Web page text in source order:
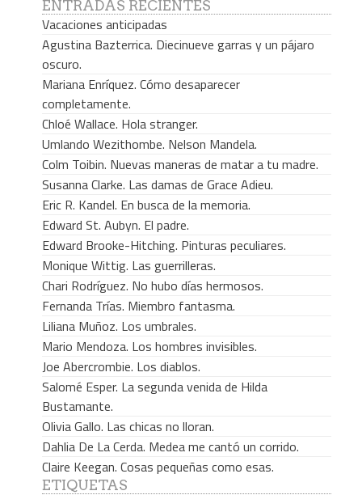
ENTRADAS RECIENTES
Vacaciones anticipadas
Agustina Bazterrica. Diecinueve garras y un pájaro
oscuro.
Mariana Enríquez. Cómo desaparecer
completamente.
Chloé Wallace. Hola stranger.
Umlando Wezithombe. Nelson Mandela.
Colm Toibin. Nuevas maneras de matar a tu madre.
Susanna Clarke. Las damas de Grace Adieu.
Eric R. Kandel. En busca de la memoria.
Edward St. Aubyn. El padre.
Edward Brooke-Hitching. Pinturas peculiares.
Monique Wittig. Las guerrilleras.
Chari Rodríguez. No hubo días hermosos.
Fernanda Trías. Miembro fantasma.
Liliana Muñoz. Los umbrales.
Mario Mendoza. Los hombres invisibles.
Joe Abercrombie. Los diablos.
Salomé Esper. La segunda venida de Hilda
Bustamante.
Olivia Gallo. Las chicas no lloran.
Dahlia De La Cerda. Medea me cantó un corrido.
Claire Keegan. Cosas pequeñas como esas.
ETIQUETAS